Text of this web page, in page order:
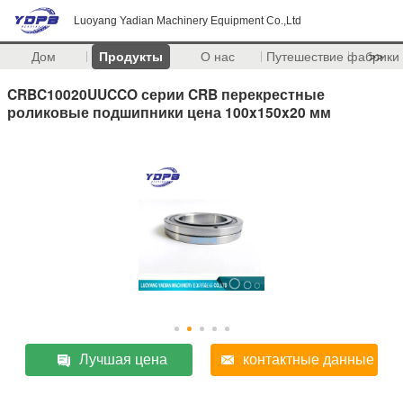
Luoyang Yadian Machinery Equipment Co.,Ltd
Дом Продукты О нас Путешествие фабрики
>>
CRBC10020UUCCO серии CRB перекрестные
роликовые подшипники цена 100x150x20 мм
Лучшая цена контактные данные